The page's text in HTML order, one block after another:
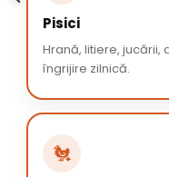
Pisici
Hrană, litiere, jucării,
îngrijire zilnică.
🐔